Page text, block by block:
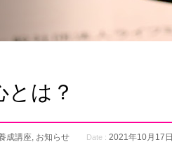
とは？
成講座, お知らせ Date : 2021年10月17日